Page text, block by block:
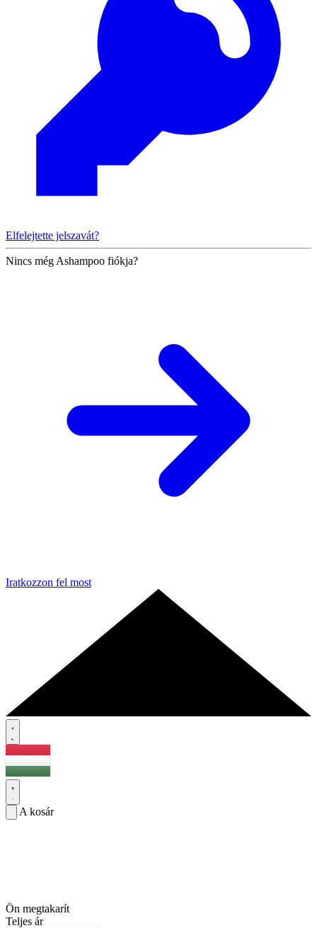
Elfelejtette jelszavát?
Nincs még Ashampoo fiókja?
Iratkozzon fel most
A kosár
Ön megtakarít
Teljes ár